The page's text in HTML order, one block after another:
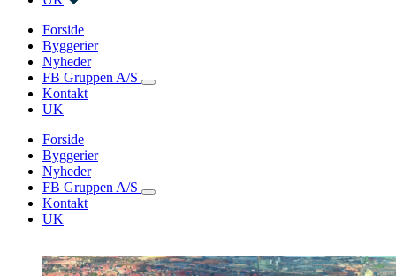
Forside
Byggerier
Nyheder
FB Gruppen A/S
Kontakt
UK
Forside
Byggerier
Nyheder
FB Gruppen A/S
Kontakt
UK